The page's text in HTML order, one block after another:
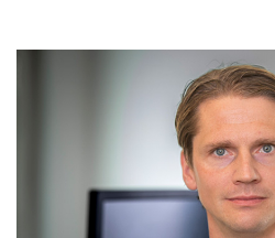
Strandskyddet
fastighetsförmedling